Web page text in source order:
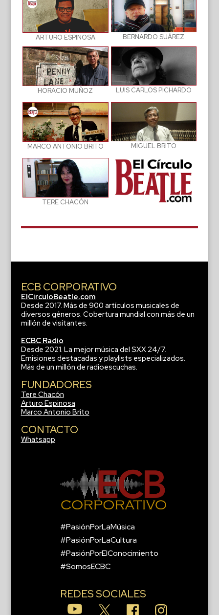
ARTURO ESPINOSA BERNARDO SUÁREZ
HORACIO MUÑOZ LUIS CARLOS PICHARDO
MARCO ANTONIO BRITO MIGUEL BRITO
TERE CHACÓN
ECB CORPORATIVO
ElCirculoBeatle.com
Desde 2017. Más de 900 artículos musicales de
diversos géneros. Cobertura mundial con más de un
millón de visitantes.
ECBC Radio
Desde 2021. La mejor música del SXX 24/7.
Emisiones destacadas y playlists especializados.
Más de un millón de radioescuchas.
FUNDADORES
Tere Chacón
Arturo Espinosa
Marco Antonio Brito
CONTACTO
Whatsapp
#PasiónPorLaMúsica
#PasiónPorLaCultura
#PasiónPorElConocimiento
#SomosECBC
REDES SOCIALES